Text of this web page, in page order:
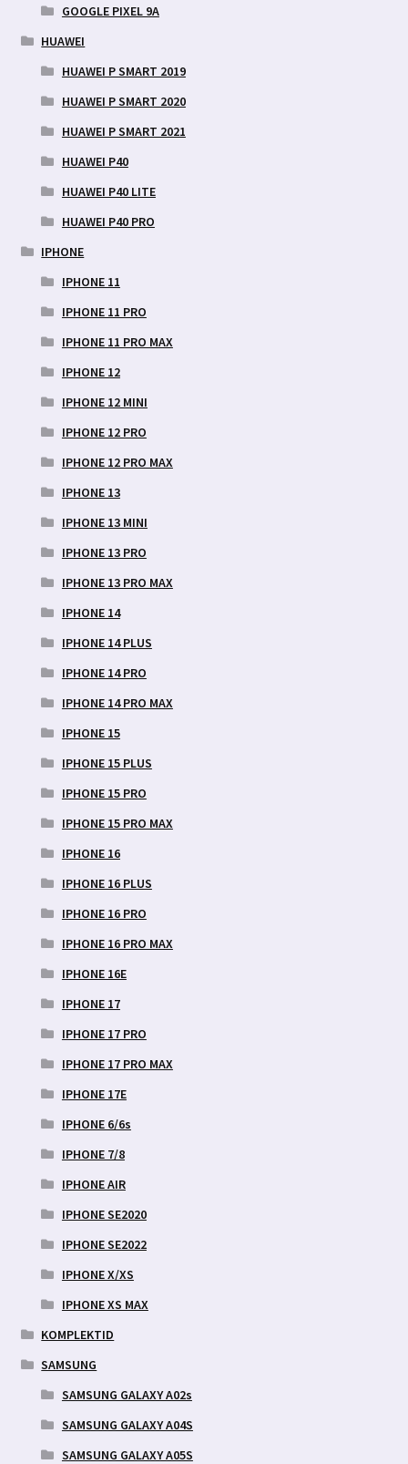
GOOGLE PIXEL 9A
HUAWEI
HUAWEI P SMART 2019
HUAWEI P SMART 2020
HUAWEI P SMART 2021
HUAWEI P40
HUAWEI P40 LITE
HUAWEI P40 PRO
IPHONE
IPHONE 11
IPHONE 11 PRO
IPHONE 11 PRO MAX
IPHONE 12
IPHONE 12 MINI
IPHONE 12 PRO
IPHONE 12 PRO MAX
IPHONE 13
IPHONE 13 MINI
IPHONE 13 PRO
IPHONE 13 PRO MAX
IPHONE 14
IPHONE 14 PLUS
IPHONE 14 PRO
IPHONE 14 PRO MAX
IPHONE 15
IPHONE 15 PLUS
IPHONE 15 PRO
IPHONE 15 PRO MAX
IPHONE 16
IPHONE 16 PLUS
IPHONE 16 PRO
IPHONE 16 PRO MAX
IPHONE 16E
IPHONE 17
IPHONE 17 PRO
IPHONE 17 PRO MAX
IPHONE 17E
IPHONE 6/6s
IPHONE 7/8
IPHONE AIR
IPHONE SE2020
IPHONE SE2022
IPHONE X/XS
IPHONE XS MAX
KOMPLEKTID
SAMSUNG
SAMSUNG GALAXY A02s
SAMSUNG GALAXY A04S
SAMSUNG GALAXY A05S